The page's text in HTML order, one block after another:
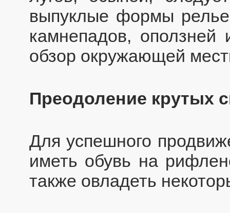
выпуклые формы
камнепадов,
обзор окружающей
Преодоление крутых
Для успешного
иметь обувь на
также овладеть